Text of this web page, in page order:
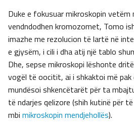
Duke e fokusuar mikroskopin vetëm
vendndodhen kromozomet, Tomo
imazhe me rezolucion të lartë në
e gjysëm, i cili i dha atij një tablo
Dhe, sepse mikroskopi lëshonte
vogël të oocitit, ai i shkaktoi më pak
mundësoi shkencëtarët për ta
të ndarjes qelizore (shih kutinë për
mbi mikroskopin mendjehollës).